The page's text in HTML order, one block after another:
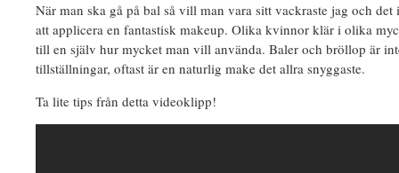
När man ska gå på bal så vill man vara sitt vackraste jag och
att applicera en fantastisk makeup. Olika kvinnor klär i olika
till en själv hur mycket man vill använda. Baler och bröllop är
tillställningar, oftast är en naturlig make det allra snyggaste.
Ta lite tips från detta videoklipp!